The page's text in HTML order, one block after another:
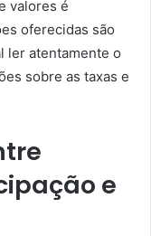
valores é
oferecidas são
ler atentamente o
sobre as taxas e
e